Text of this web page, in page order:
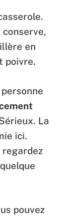
en
poivre.
La
ici.
regardez
pouvez